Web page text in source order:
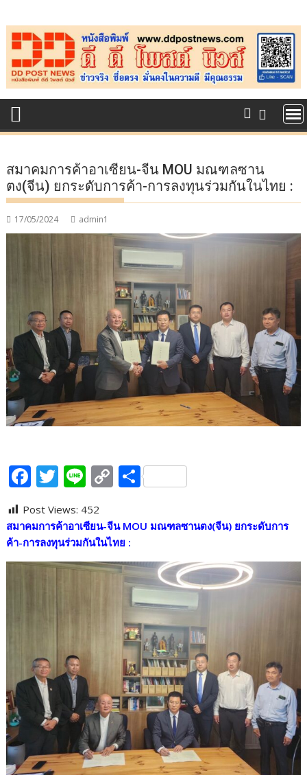
to
content
สมาคมการค้าอาเซียน-จีน MOU มณฑลซาน
ตง(จีน) ยกระดับการค้า-การลงทุนร่วมกันในไทย :
17/05/2024 admin1
F
e
b
o
T
itt
er
Li
e
C
p
y
Li
n
S
ar
Post Views: 452
สมาคมการค้าอาเซียน-จีน MOU มณฑลซานตง(จีน) ยกระดับการ
ค้า-การลงทุนร่วมกันในไทย :